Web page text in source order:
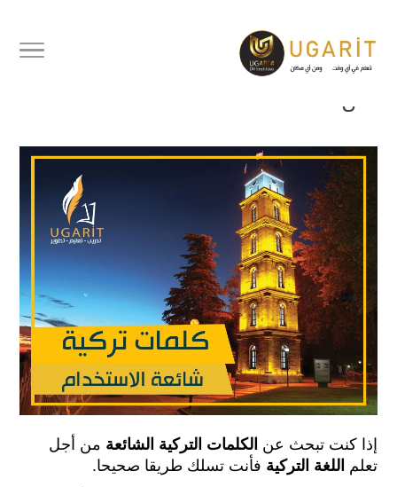
كلمات تركية شائعة وكثيرة
الاستعمال يجب عليك أن تتعلمها
الآن
إذا كنت تبحث عن الكلمات التركية الشائعة من أجل
تعلم اللغة التركية فأنت تسلك طريقا صحيحا.